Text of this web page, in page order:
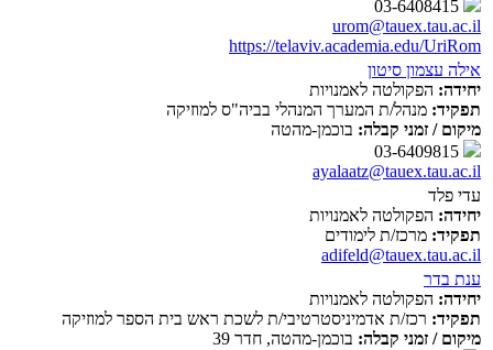
urom@tauex.tau.ac.il
https://telaviv.academia.edu/UriRom
אילה עצמון סיטון
יחידה: הפקולטה לאמנויות
תפקיד: מנהל/ת המערך המנהלי בביה"ס למוזיקה
מיקום / זמני קבלה: בוכמן-מהטה
ayalaatz@tauex.tau.ac.il
עדי פלד
יחידה: הפקולטה לאמנויות
תפקיד: מרכז/ת לימודים
adifeld@tauex.tau.ac.il
ענת בדר
יחידה: הפקולטה לאמנויות
תפקיד: רכז/ת אדמיניסטרטיבי/ת לשכת ראש בית הספר למוזיקה
מיקום / זמני קבלה: בוכמן-מהטה, חדר 39